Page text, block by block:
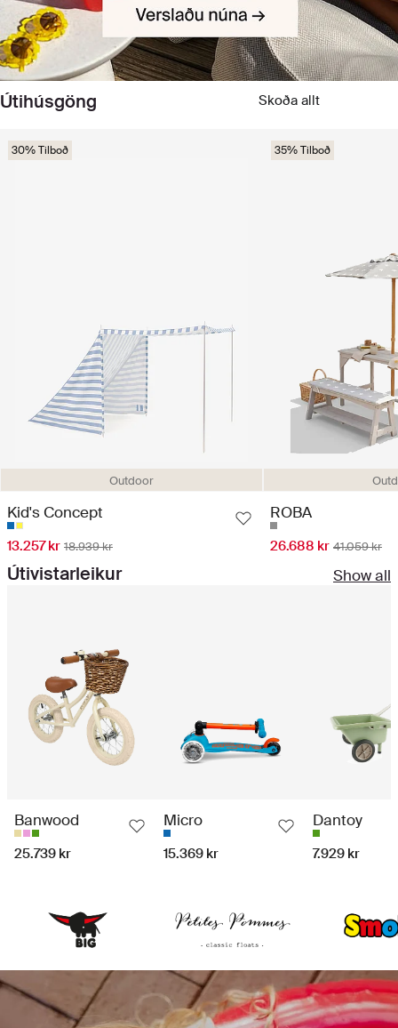
Útihúsgöng Skoða allt
Outdoor
30% Tilboð
Kid's Concept
13.257 kr 18.939 kr
35% Tilboð
ROBA
26.688 kr 41.059 kr
Útivistarleikur Show all
Banwood
25.739 kr
Micro
15.369 kr
Dantoy
7.929 kr